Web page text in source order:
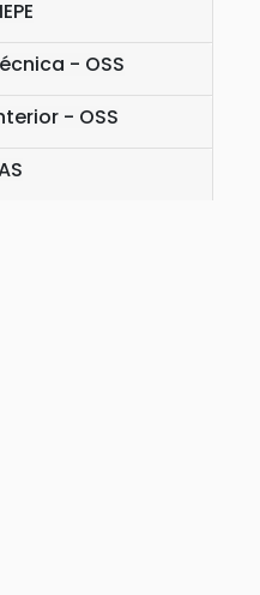
- OSS
- OSS